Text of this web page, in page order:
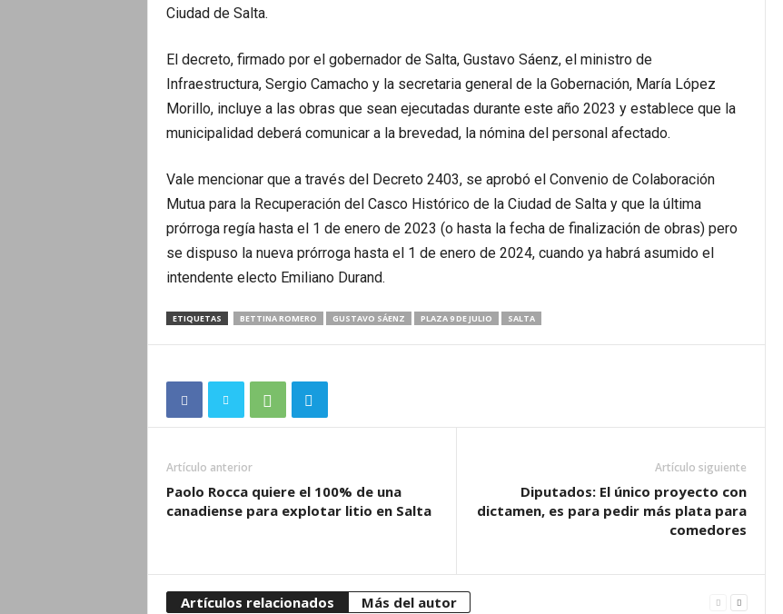
Ciudad de Salta.
El decreto, firmado por el gobernador de Salta, Gustavo Sáenz, el ministro de
Infraestructura, Sergio Camacho y la secretaria general de la Gobernación, María López
Morillo, incluye a las obras que sean ejecutadas durante este año 2023 y establece que la
municipalidad deberá comunicar a la brevedad, la nómina del personal afectado.
Vale mencionar que a través del Decreto 2403, se aprobó el Convenio de Colaboración
Mutua para la Recuperación del Casco Histórico de la Ciudad de Salta y que la última
prórroga regía hasta el 1 de enero de 2023 (o hasta la fecha de finalización de obras) pero
se dispuso la nueva prórroga hasta el 1 de enero de 2024, cuando ya habrá asumido el
intendente electo Emiliano Durand.
ETIQUETAS BETTINA ROMERO GUSTAVO SÁENZ PLAZA 9 DE JULIO SALTA
Artículo anterior
Paolo Rocca quiere el 100% de una
canadiense para explotar litio en Salta
Artículo siguiente
Diputados: El único proyecto con
dictamen, es para pedir más plata para
comedores
Artículos relacionados Más del autor